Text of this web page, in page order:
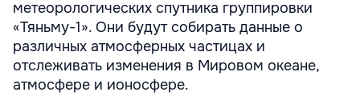
метеорологических спутника группировки
«Тяньму-1». Они будут собирать данные о
различных атмосферных частицах и
отслеживать изменения в Мировом океане,
атмосфере и ионосфере.